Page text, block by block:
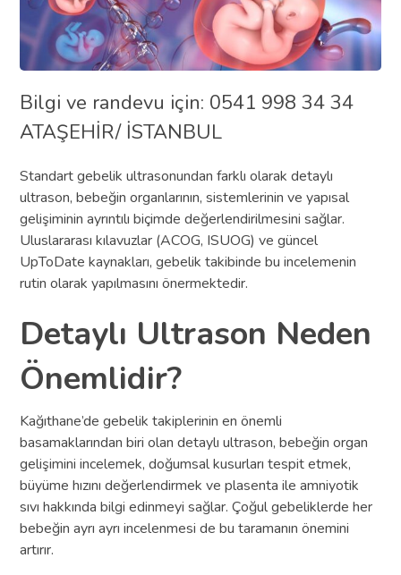
Bilgi ve randevu için: 0541 998 34 34
ATAŞEHİR/ İSTANBUL
Standart gebelik ultrasonundan farklı olarak detaylı
ultrason, bebeğin organlarının, sistemlerinin ve yapısal
gelişiminin ayrıntılı biçimde değerlendirilmesini sağlar.
Uluslararası kılavuzlar (ACOG, ISUOG) ve güncel
UpToDate kaynakları, gebelik takibinde bu incelemenin
rutin olarak yapılmasını önermektedir.
Detaylı Ultrason Neden
Önemlidir?
Kağıthane’de gebelik takiplerinin en önemli
basamaklarından biri olan detaylı ultrason, bebeğin organ
gelişimini incelemek, doğumsal kusurları tespit etmek,
büyüme hızını değerlendirmek ve plasenta ile amniyotik
sıvı hakkında bilgi edinmeyi sağlar. Çoğul gebeliklerde her
bebeğin ayrı ayrı incelenmesi de bu taramanın önemini
artırır.